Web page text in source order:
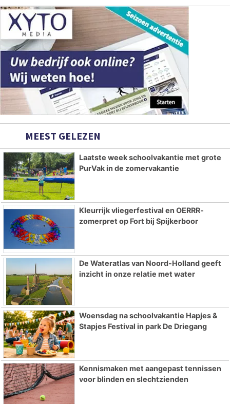
MEEST GELEZEN
Laatste week schoolvakantie met grote
PurVak in de zomervakantie
Kleurrijk vliegerfestival en OERRR-
zomerpret op Fort bij Spijkerboor
De Wateratlas van Noord-Holland geeft
inzicht in onze relatie met water
Woensdag na schoolvakantie Hapjes &
Stapjes Festival in park De Driegang
Kennismaken met aangepast tennissen
voor blinden en slechtzienden